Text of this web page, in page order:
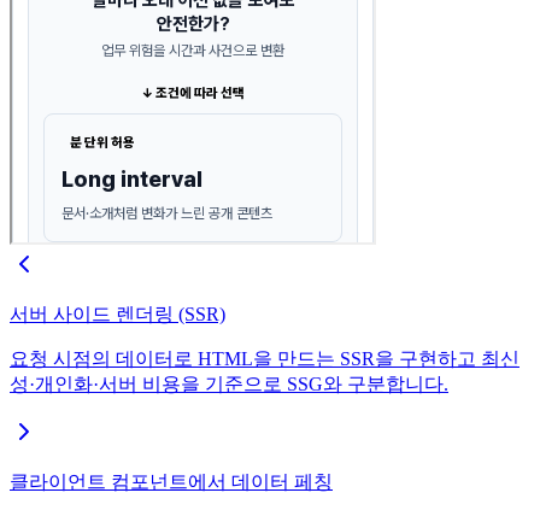
서버 사이드 렌더링 (SSR)
요청 시점의 데이터로 HTML을 만드는 SSR을 구현하고 최신
성·개인화·서버 비용을 기준으로 SSG와 구분합니다.
클라이언트 컴포넌트에서 데이터 페칭